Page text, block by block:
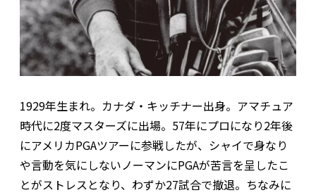
1929年生まれ。カナダ・キッチナー出身。アマチュア
時代に2度マスターズに出場。57年にプロになり2年後
にアメリカPGAツアーに参戦したが、シャイで身なり
や言動を気にしないノーマンにPGAが苦言を呈したこ
とがストレスとなり、わずか27試合で撤退。ちなみに